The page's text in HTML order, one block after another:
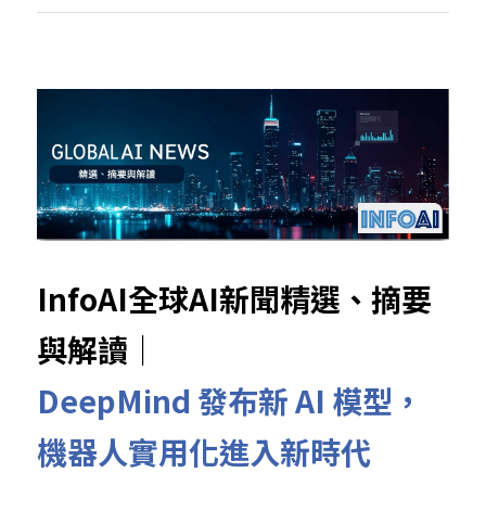
InfoAI全球AI新聞精選、摘要
與解讀｜
DeepMind 發布新 AI 模型，
機器人實用化進入新時代